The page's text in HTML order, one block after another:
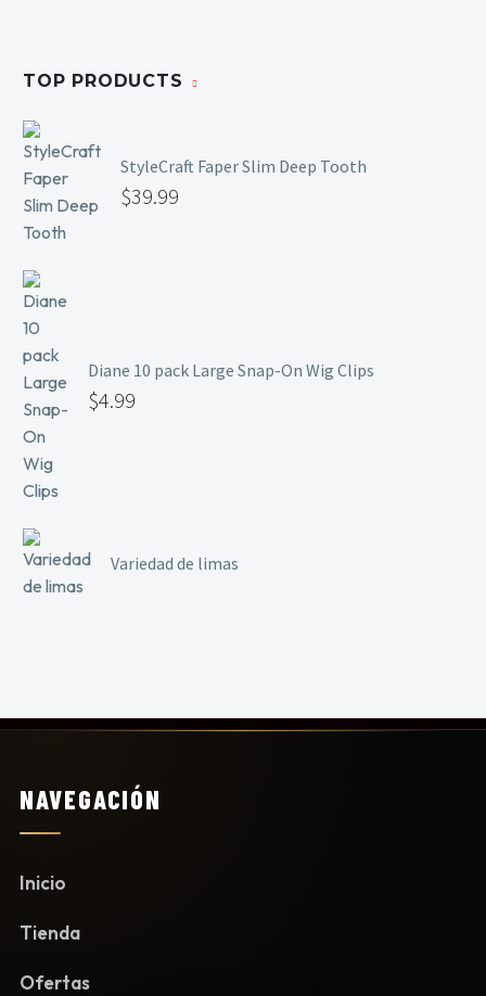
TOP PRODUCTS
StyleCraft Faper Slim Deep Tooth
$39.99
Diane 10 pack Large Snap-On Wig Clips
$4.99
Variedad de limas
NAVEGACIÓN
Inicio
Tienda
Ofertas